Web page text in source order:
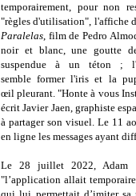
temporairement, pour non
"règles d'utilisation", l'affiche
Paralelas, film de Pedro
noir et blanc, une goutte
suspendue à un téton ;
semble former l'iris et la
œil pleurant."Honte à vous
écrit Javier Jaen, graphiste
à partager son visuel. Le 11
en ligne les messages ayant
Le 28 juillet 2022, Adam
"l’application allait